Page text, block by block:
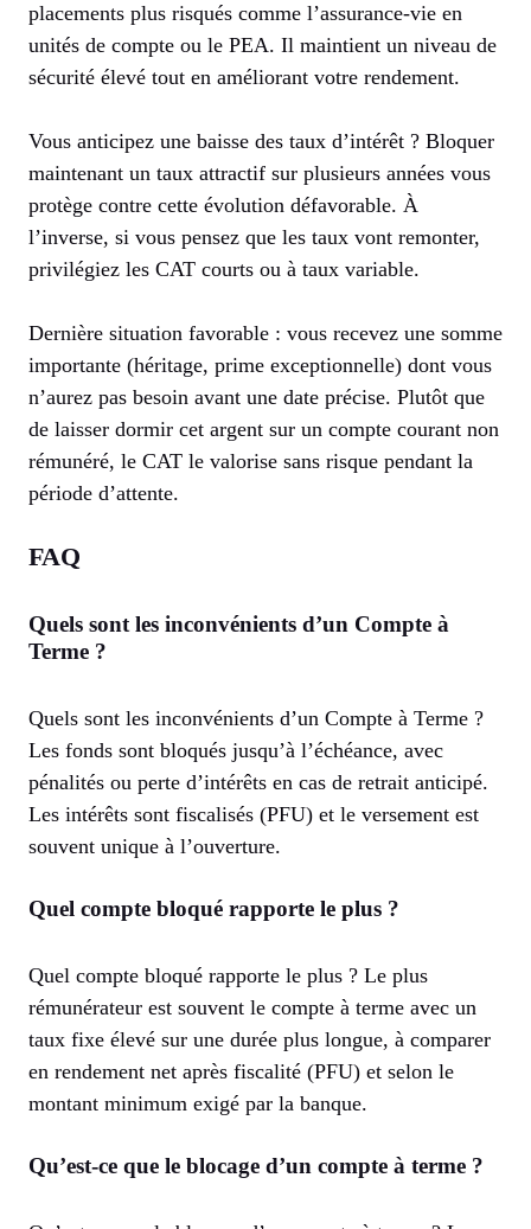
placements plus risqués comme l’assurance-vie en
unités de compte ou le PEA. Il maintient un niveau de
sécurité élevé tout en améliorant votre rendement.
Vous anticipez une baisse des taux d’intérêt ? Bloquer
maintenant un taux attractif sur plusieurs années vous
protège contre cette évolution défavorable. À
l’inverse, si vous pensez que les taux vont remonter,
privilégiez les CAT courts ou à taux variable.
Dernière situation favorable : vous recevez une somme
importante (héritage, prime exceptionnelle) dont vous
n’aurez pas besoin avant une date précise. Plutôt que
de laisser dormir cet argent sur un compte courant non
rémunéré, le CAT le valorise sans risque pendant la
période d’attente.
FAQ
Quels sont les inconvénients d’un Compte à
Terme ?
Quels sont les inconvénients d’un Compte à Terme ?
Les fonds sont bloqués jusqu’à l’échéance, avec
pénalités ou perte d’intérêts en cas de retrait anticipé.
Les intérêts sont fiscalisés (PFU) et le versement est
souvent unique à l’ouverture.
Quel compte bloqué rapporte le plus ?
Quel compte bloqué rapporte le plus ? Le plus
rémunérateur est souvent le compte à terme avec un
taux fixe élevé sur une durée plus longue, à comparer
en rendement net après fiscalité (PFU) et selon le
montant minimum exigé par la banque.
Qu’est-ce que le blocage d’un compte à terme ?